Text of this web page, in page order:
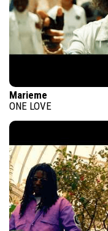
Marieme
ONE LOVE